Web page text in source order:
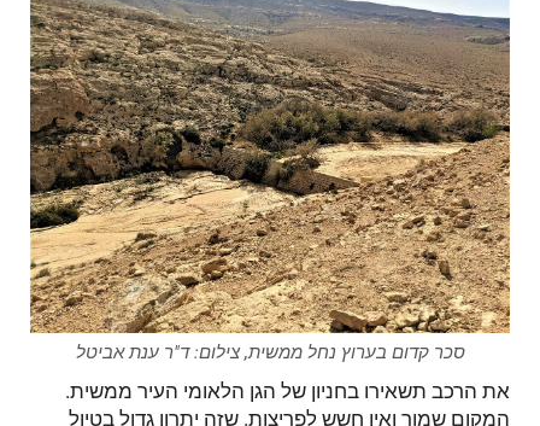
סכר קדום בערוץ נחל ממשית, צילום: ד"ר ענת אביטל
את הרכב תשאירו בחניון של הגן הלאומי העיר ממשית.
המקום שמור ואין חשש לפריצות. שזה יתרון גדול בטיול